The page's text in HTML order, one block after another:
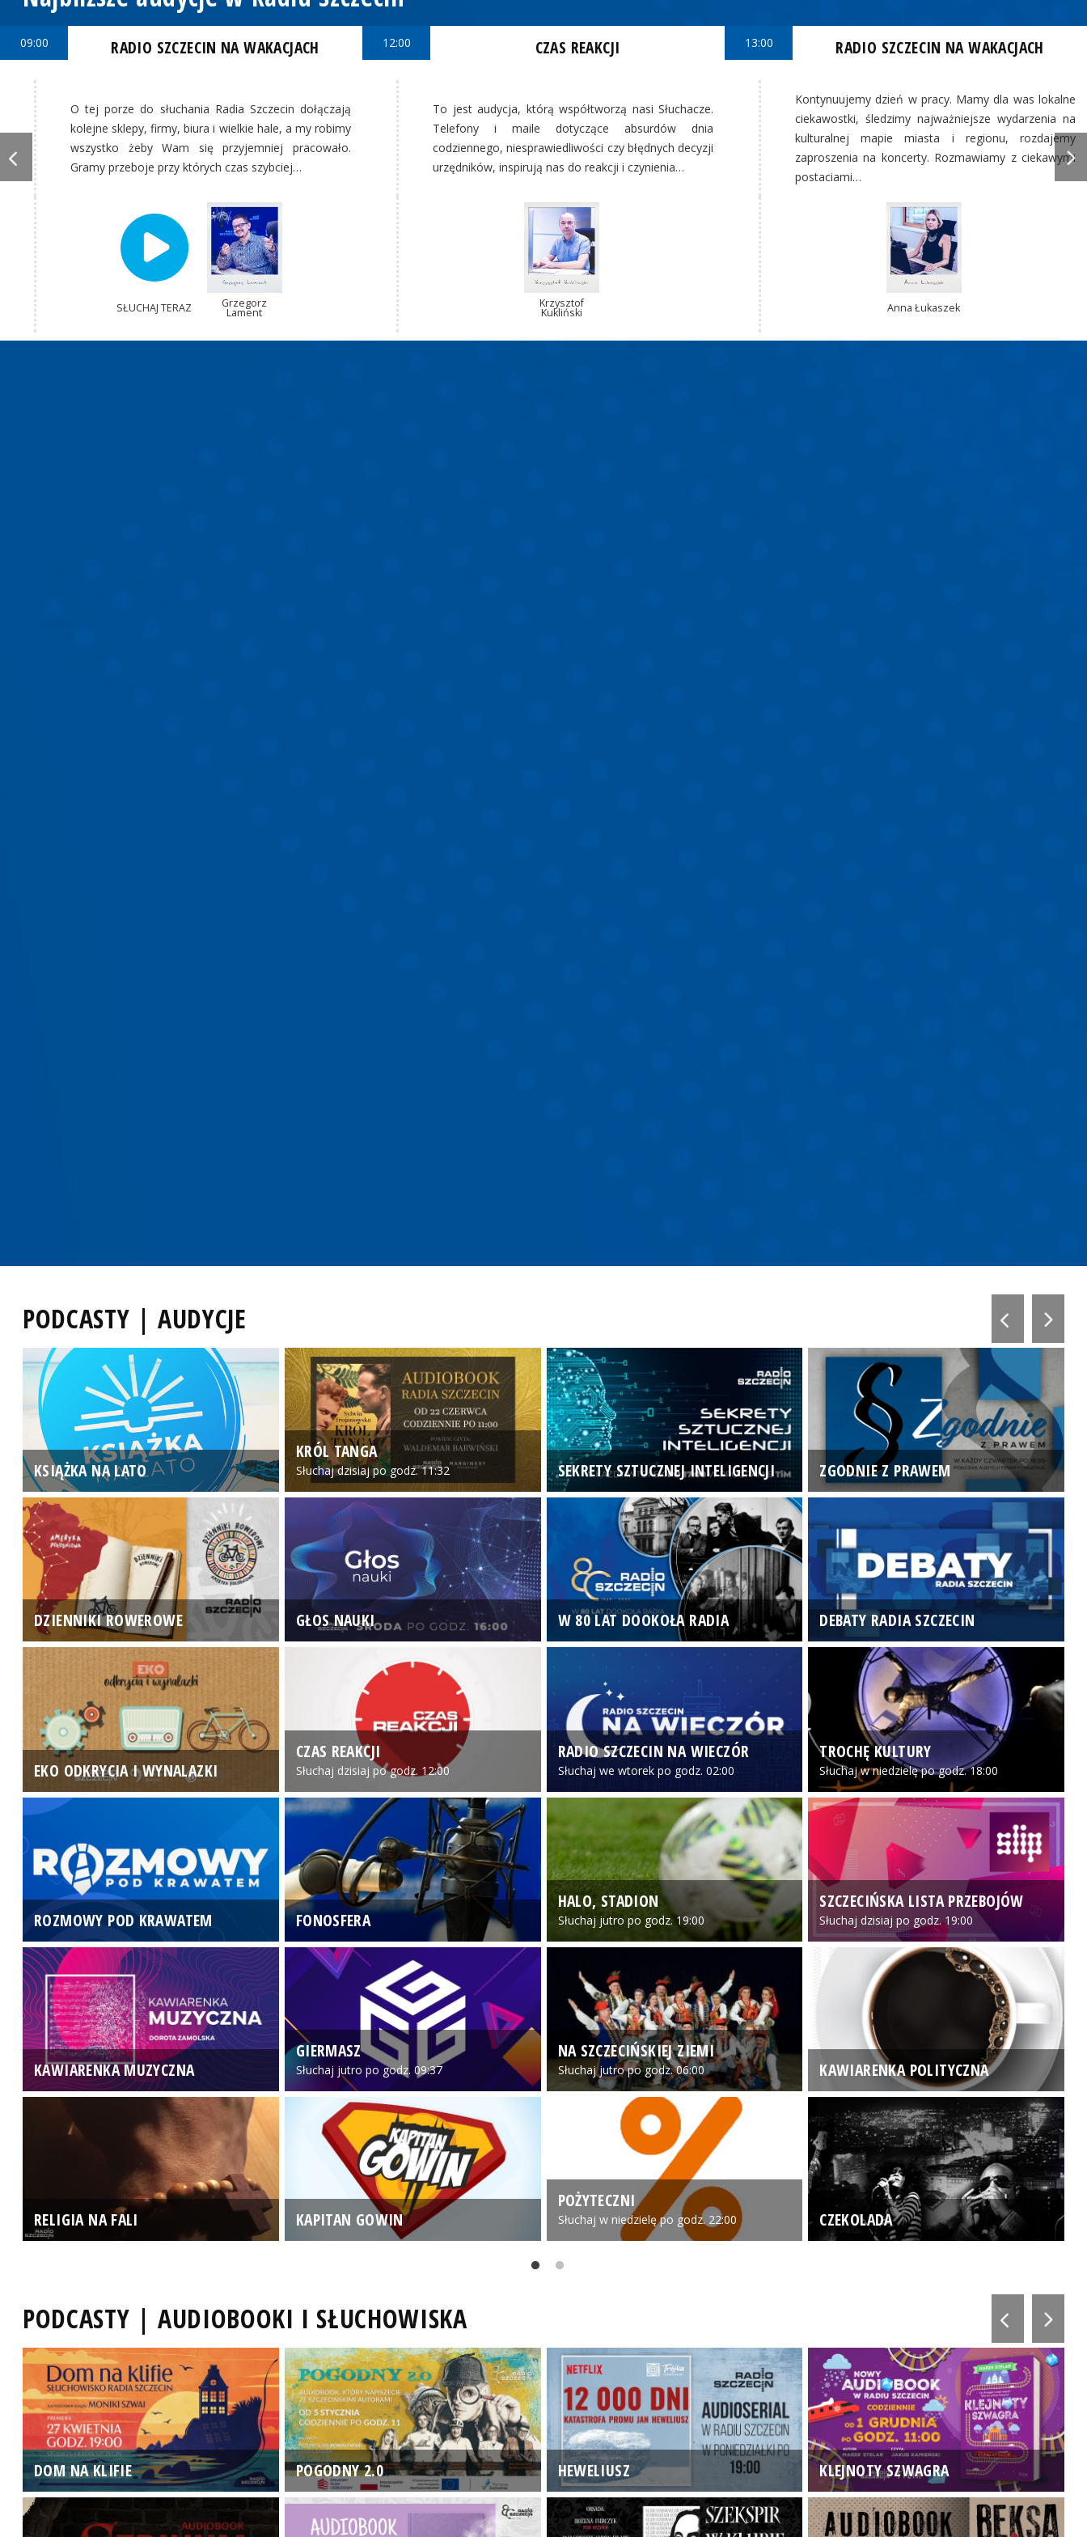
09:00 RADIO SZCZECIN NA WAKACJACH
O tej porze do słuchania Radia Szczecin dołączają
kolejne sklepy, firmy, biura i wielkie hale, a my robimy
wszystko żeby Wam się przyjemniej pracowało.
Gramy przeboje przy których czas szybciej…
SŁUCHAJ TERAZ Grzegorz
Lament
12:00 CZAS REAKCJI
To jest audycja, którą współtworzą nasi Słuchacze.
Telefony i maile dotyczące absurdów dnia
codziennego, niesprawiedliwości czy błędnych decyzji
urzędników, inspirują nas do reakcji i czynienia…
Krzysztof
Kukliński
13:00 RADIO SZCZECIN NA WAKACJACH
Kontynuujemy dzień w pracy. Mamy dla was lokalne
ciekawostki, śledzimy najważniejsze wydarzenia na
kulturalnej mapie miasta i regionu, rozdajemy
zaproszenia na koncerty. Rozmawiamy z ciekawymi
postaciami…
Anna Łukaszek
PODCASTY | AUDYCJE
KSIĄŻKA NA LATO
KRÓL TANGA
Słuchaj dzisiaj po godz. 11:32 SEKRETY SZTUCZNEJ INTELIGENCJI ZGODNIE Z PRAWEM
DZIENNIKI ROWEROWE GŁOS NAUKI W 80 LAT DOOKOŁA RADIA DEBATY RADIA SZCZECIN
EKO ODKRYCIA I WYNALAZKI
CZAS REAKCJI
Słuchaj dzisiaj po godz. 12:00
RADIO SZCZECIN NA WIECZÓR
Słuchaj we wtorek po godz. 02:00
TROCHĘ KULTURY
Słuchaj w niedzielę po godz. 18:00
ROZMOWY POD KRAWATEM FONOSFERA
HALO, STADION
Słuchaj jutro po godz. 19:00
SZCZECIŃSKA LISTA PRZEBOJÓW
Słuchaj dzisiaj po godz. 19:00
KAWIARENKA MUZYCZNA
GIERMASZ
Słuchaj jutro po godz. 09:37
NA SZCZECIŃSKIEJ ZIEMI
Słuchaj jutro po godz. 06:00 KAWIARENKA POLITYCZNA
RELIGIA NA FALI KAPITAN GOWIN
POŻYTECZNI
Słuchaj w niedzielę po godz. 22:00 CZEKOLADA
PODCASTY | AUDIOBOOKI I SŁUCHOWISKA
DOM NA KLIFIE POGODNY 2.0 HEWELIUSZ KLEJNOTY SZWAGRA